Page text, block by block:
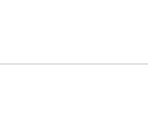
者完全貼合即可。